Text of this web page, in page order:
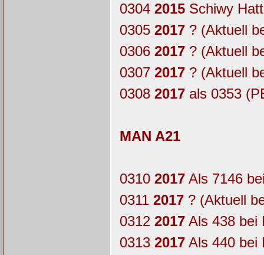
0304 2015Schiwy
0305 2017? (Aktuell
0306 2017? (Aktuell
0307 2017? (Aktuell
0308 2017als 0353
MAN A21
0310 2017Als 7146
0311 2017? (Aktuell
0312 2017Als 438 bei
0313 2017Als 440 bei